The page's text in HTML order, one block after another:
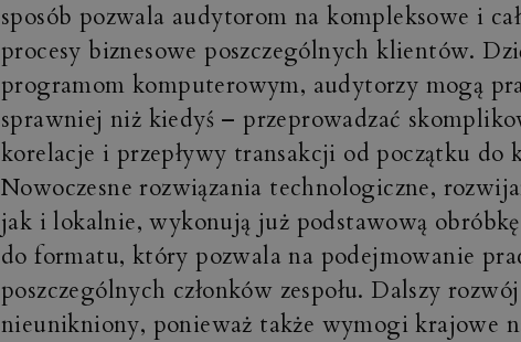
sposób pozwala audytorom na kompleksowe i
procesy biznesowe poszczególnych klientów.
programom komputerowym, audytorzy mogą
sprawniej niż kiedyś – przeprowadzać
korelacje i przepływy transakcji od początku do
Nowoczesne rozwiązania technologiczne,
jak i lokalnie, wykonują już podstawową
do formatu, który pozwala na podejmowanie
poszczególnych członków zespołu. Dalszy
nieunikniony, ponieważ także wymogi krajowe